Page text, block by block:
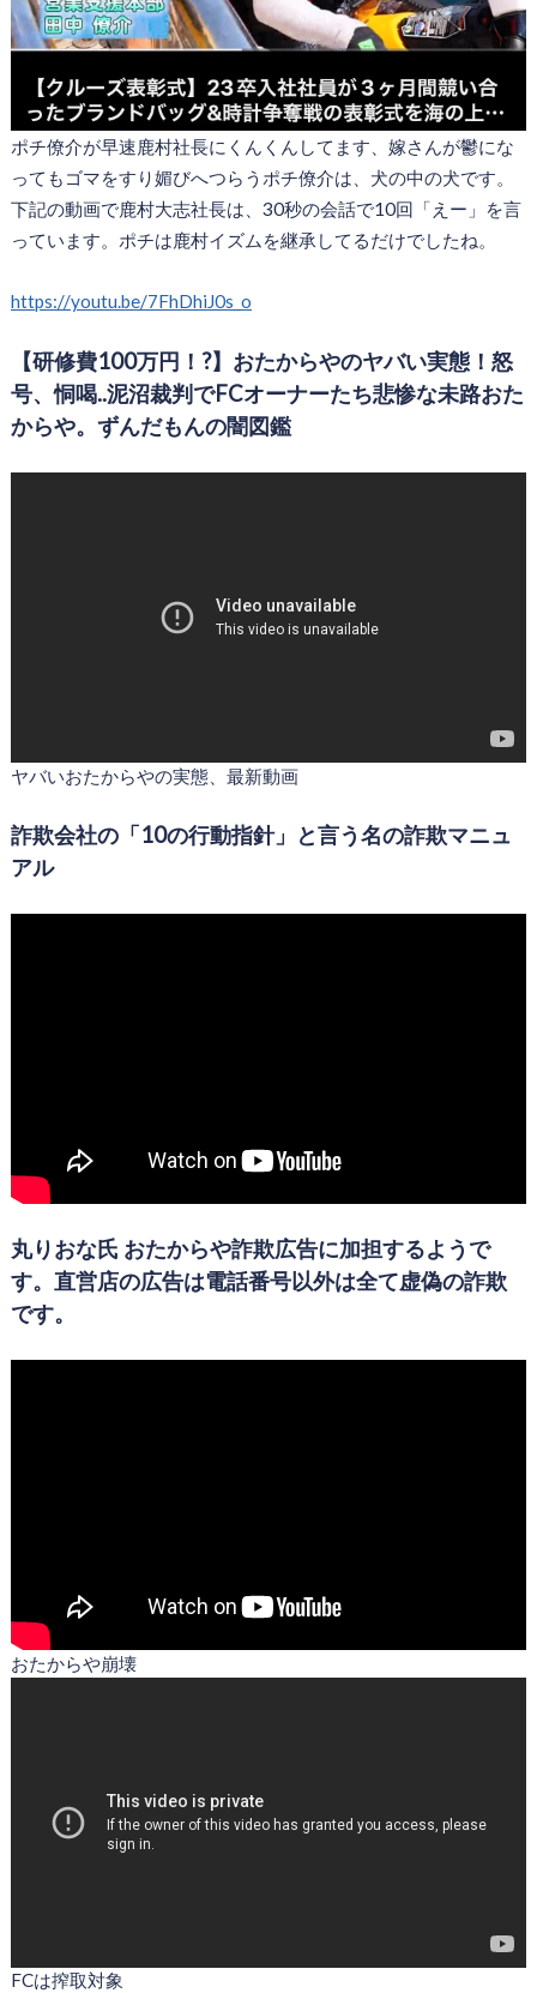
ポチ僚介が早速鹿村社長にくんくんしてます、嫁さんが鬱にな
ってもゴマをすり媚びへつらうポチ僚介は、犬の中の犬です。
下記の動画で鹿村大志社長は、30秒の会話で10回「えー」を言
っています。ポチは鹿村イズムを継承してるだけでしたね。
https://youtu.be/7FhDhiJ0s_o
【研修費100万円！?】おたからやのヤバい実態！怒
号、恫喝..泥沼裁判でFCオーナーたち悲惨な未路おた
からや。ずんだもんの闇図鑑
ヤバいおたからやの実態、最新動画
詐欺会社の「10の行動指針」と言う名の詐欺マニュ
アル
丸りおな氏 おたからや詐欺広告に加担するようで
す。直営店の広告は電話番号以外は全て虚偽の詐欺
です。
おたからや崩壊
FCは搾取対象